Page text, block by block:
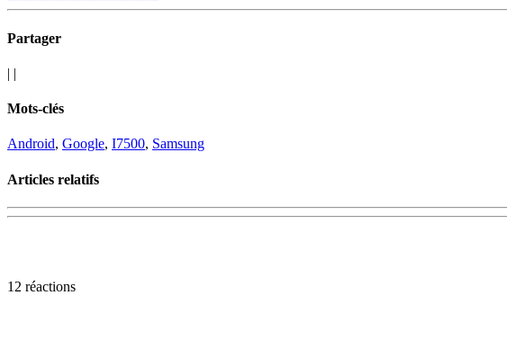
Partager
| |
Mots-clés
Android, Google, I7500, Samsung
Articles relatifs
12 réactions